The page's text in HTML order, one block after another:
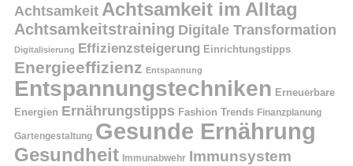
Achtsamkeit Achtsamkeit im Alltag
Achtsamkeitstraining Digitale Transformation
Digitalisierung Effizienzsteigerung Einrichtungstipps
Energieeffizienz Entspannung
Entspannungstechniken Erneuerbare
Energien Ernährungstipps Fashion Trends Finanzplanung
Gartengestaltung Gesunde Ernährung
Gesundheit Immunabwehr Immunsystem